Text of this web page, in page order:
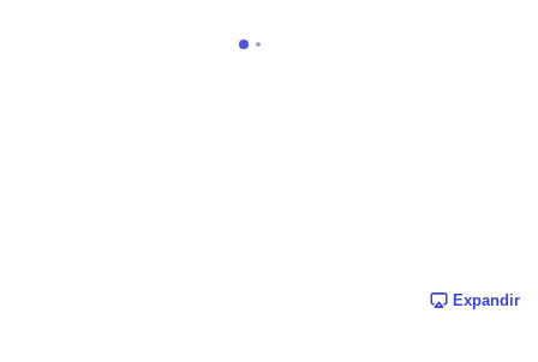
Expandir